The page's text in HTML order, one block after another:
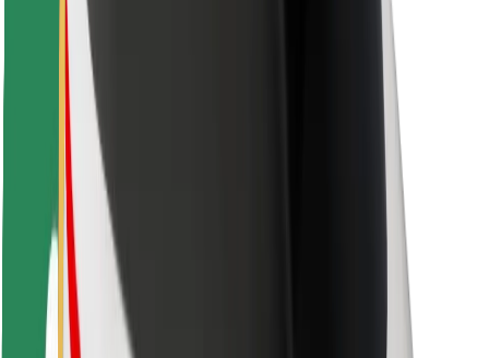
Varnost skirojev
Varnostni kotiček
Mesta
Lokacije
Rešitve za mesto
Letališča
Bolt polnilne postaje